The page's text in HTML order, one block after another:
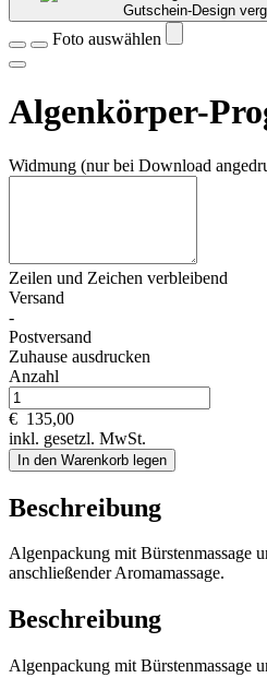
Gutschein-Design
Foto auswählen
Algenkörper-
Widmung (nur bei Download
Zeilen und Zeichen verbleibend
Versand
-
Postversand
Zuhause ausdrucken
Anzahl
€ 135,00
inkl. gesetzl. MwSt.
In den Warenkorb legen
Beschreibung
Algenpackung mit Bürstenmassage
anschließender Aromamassage.
Beschreibung
Algenpackung mit Bürstenmassage